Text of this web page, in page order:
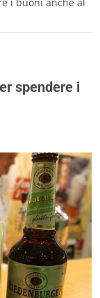
spendere i